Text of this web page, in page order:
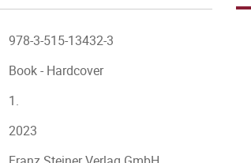
978-3-515-13432-3
Book - Hardcover
1.
2023